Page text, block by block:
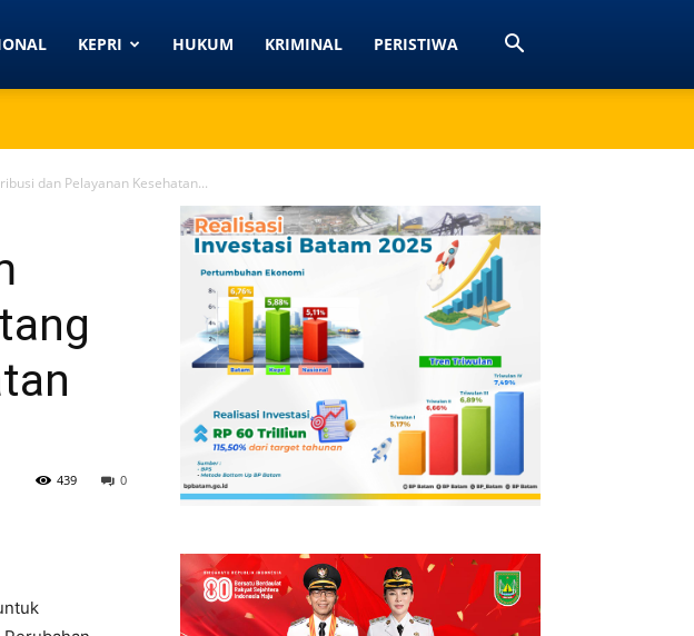
KEPRI HUKUM KRIMINAL PERISTIWA
dan Pelayanan Kesehatan...
0
439